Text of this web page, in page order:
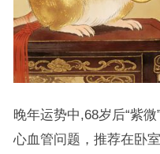
晚年运势中,68岁后“紫
心血管问题，推荐在卧